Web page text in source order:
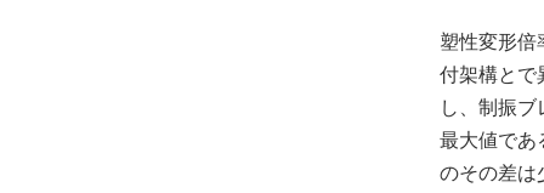
塑性変形倍
付架構とで
し、制振
最大値であ
のその差は